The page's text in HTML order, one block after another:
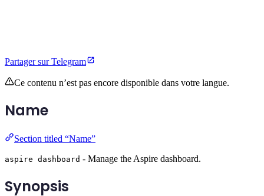
Partager sur Telegram
Ce contenu n’est pas encore disponible dans votre langue.
Name
Section titled “Name”
aspire dashboard - Manage the Aspire dashboard.
Synopsis